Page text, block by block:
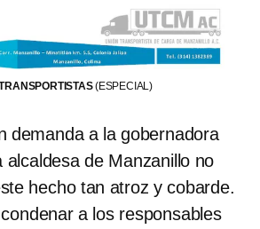
(ESPECIAL)
demanda a la gobernadora
alcaldesa de Manzanillo no
hecho tan atroz y cobarde.
a los responsables